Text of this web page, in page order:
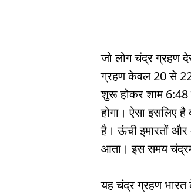
जो लोग चंद्र ग्रहण
ग्रहण केवल 20 से 22
शुरू होकर शाम
होगा। ऐसा इसलिए
है। ऊंची इमारतों
आता। इस समय
यह चंद्र ग्रहण